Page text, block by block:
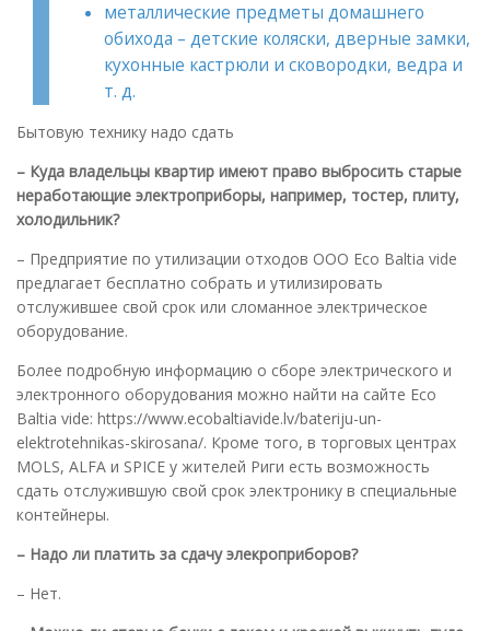
металлические предметы домашнего
обихода – детские коляски, дверные замки,
кухонные кастрюли и сковородки, ведра и
т. д.
Бытовую технику надо сдать
– Куда владельцы квартир имеют право выбросить старые
неработающие электроприборы, например, тостер, плиту,
холодильник?
– Предприятие по утилизации отходов ООО Eco Baltia vide
предлагает бесплатно собрать и утилизировать
отслужившее свой срок или сломанное электрическое
оборудование.
Более подробную информацию о сборе электрического и
электронного оборудования можно найти на сайте Eco
Baltia vide: https://www.ecobaltiavide.lv/bateriju-un-
elektrotehnikas-skirosana/. Кроме того, в торговых центрах
MOLS, ALFA и SPICE у жителей Риги есть возможность
сдать отслужившую свой срок электронику в специальные
контейнеры.
– Надо ли платить за сдачу элекроприборов?
– Нет.